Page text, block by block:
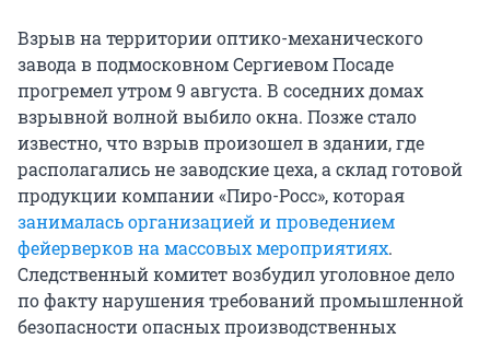
Взрыв на территории оптико-механического
завода в подмосковном Сергиевом Посаде
прогремел утром 9 августа. В соседних домах
взрывной волной выбило окна. Позже стало
известно, что взрыв произошел в здании, где
располагались не заводские цеха, а склад готовой
продукции компании «Пиро-Росс», которая
занималась организацией и проведением
фейерверков на массовых мероприятиях.
Следственный комитет возбудил уголовное дело
по факту нарушения требований промышленной
безопасности опасных производственных